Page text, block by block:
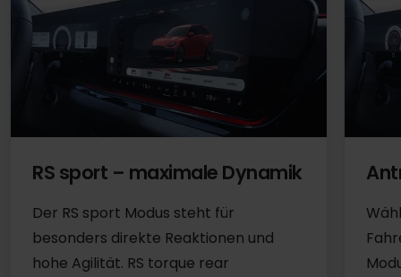
RS sport – maximale Dynamik
Der RS sport Modus steht für
besonders direkte Reaktionen und
hohe Agilität. RS torque rear